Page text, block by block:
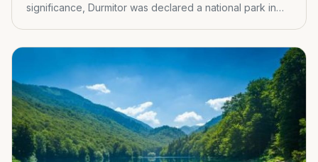
significance, Durmitor was declared a national park in